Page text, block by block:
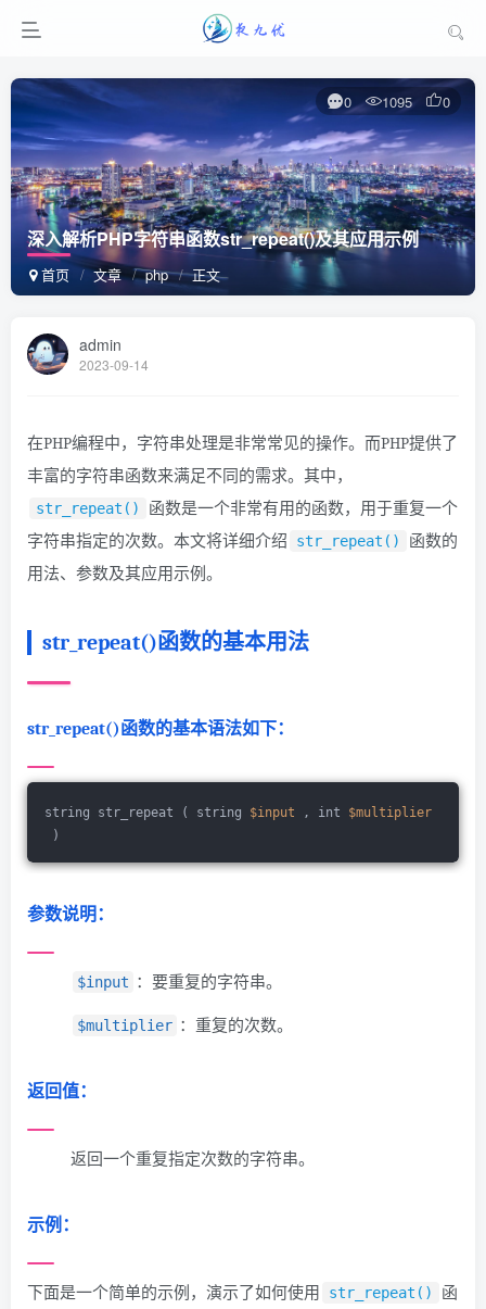
深入解析PHP字符串函数str_repeat()及其应用示例
首页 文章 php 正文
0 1095 0
admin
2023-09-14
在PHP编程中，字符串处理是非常常见的操作。而PHP提供了
丰富的字符串函数来满足不同的需求。其中，
str_repeat()
函数是一个非常有用的函数，用于重复一个
字符串指定的次数。本文将详细介绍
str_repeat()
函数的
用法、参数及其应用示例。
str_repeat()函数的基本用法
str_repeat()函数的基本语法如下：
string str_repeat ( string $input , int $multiplier
)
参数说明：
$input ：要重复的字符串。
$multiplier ：重复的次数。
返回值：
返回一个重复指定次数的字符串。
示例：
下面是一个简单的示例，演示了如何使用 str_repeat()
函